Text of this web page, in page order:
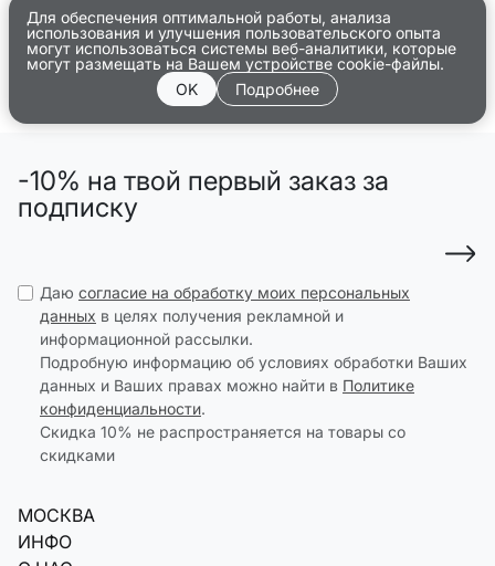
Для обеспечения оптимальной работы, анализа
использования и улучшения пользовательского опыта
могут использоваться системы веб-аналитики, которые
могут размещать на Вашем устройстве cookie-файлы.
OK
Подробнее
-10% на твой первый заказ за
подписку
Даю согласие на обработку моих персональных
данных в целях получения рекламной и
информационной рассылки.
Подробную информацию об условиях обработки Ваших
данных и Ваших правах можно найти в Политике
конфиденциальности.
Скидка 10% не распространяется на товары со
скидками
МОСКВА
ИНФО